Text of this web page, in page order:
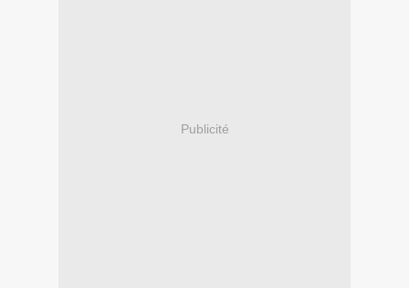
Publicité